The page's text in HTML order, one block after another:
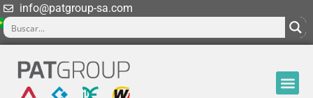
info@patgroup-sa.com